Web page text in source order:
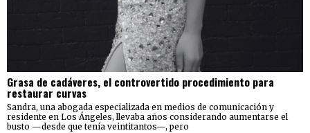
Grasa de cadáveres, el controvertido procedimiento para
restaurar curvas
Sandra, una abogada especializada en medios de comunicación y
residente en Los Ángeles, llevaba años considerando aumentarse el
busto —desde que tenía veintitantos—, pero